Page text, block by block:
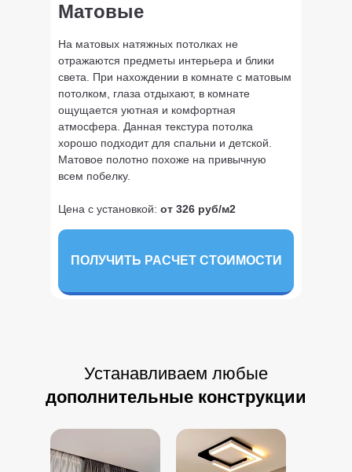
Матовые
ПОЛУЧИТЬ РАСЧЕТ СТОИМОСТИ
На матовых натяжных потолках не
отражаются предметы интерьера и блики
света. При нахождении в комнате с матовым
потолком, глаза отдыхают, в комнате
ощущается уютная и комфортная
атмосфера. Данная текстура потолка
хорошо подходит для спальни и детской.
Матовое полотно похоже на привычную
всем побелку.
Цена с установкой: от 326 руб/м2
Устанавливаем любые
дополнительные конструкции